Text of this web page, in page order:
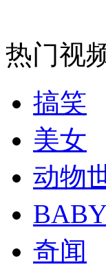
纽约上演“枕头
司机酒驾遇交
热门视
搞笑
美女
动物
奇闻